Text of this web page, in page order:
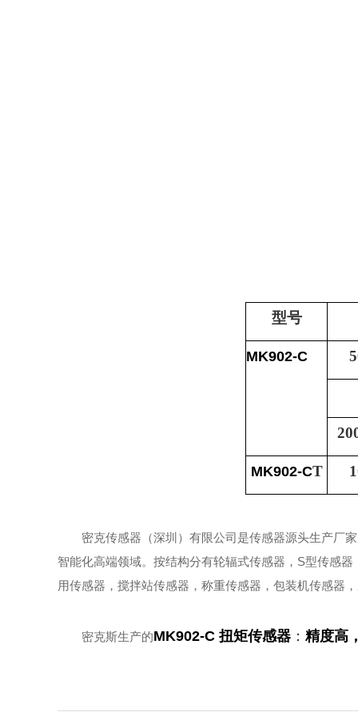
型号
MK902-C
MK902-CT
密克传感器（深圳）有限公司是传感器源头生产厂家
智能化高端领域。按结构分有轮辐式传感器，S型传感
用传感器，搅拌站传感器，称重传感器，包装机传感器
密克斯生产的MK902-C 扭矩传感器 ： 精度高